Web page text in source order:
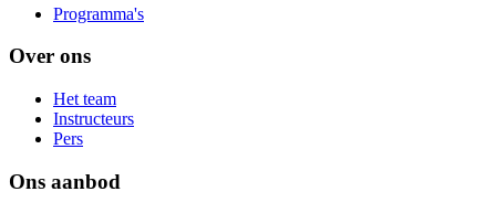
Programma's
Over ons
Het team
Instructeurs
Pers
Ons aanbod